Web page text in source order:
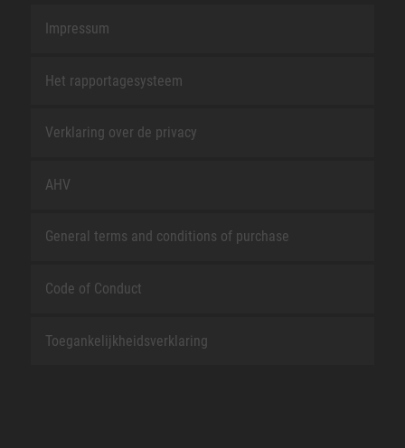
Impressum
Het rapportagesysteem
Verklaring over de privacy
AHV
General terms and conditions of purchase
Code of Conduct
Toegankelijkheidsverklaring